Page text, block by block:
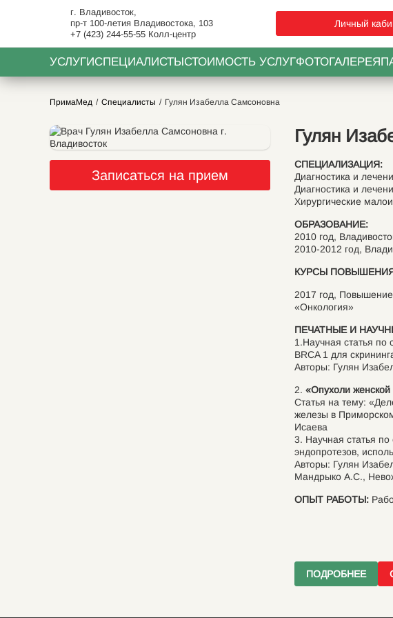
г. Владивосток,
пр-т 100-летия Владивостока, 103
+7 (423) 244-55-55 Колл-центр
Личный
УСЛУГИСПЕЦИАЛИСТЫСТОИМОСТЬ УСЛУГФОТОГАЛЕРЕЯ
ПримаМед Специалисты Гулян Изабелла Самсоновна
Записаться на прием
Гулян
СПЕЦИАЛИЗАЦИЯ:
Диагностика и
Диагностика и
Хирургические
ОБРАЗОВАНИЕ:
2010 год,
2010-2012 год,
КУРСЫ
2017 год, Повышение
«Онкология»
ПЕЧАТНЫЕ И
1.Научная статья по
BRCA 1 для
Авторы: Гулян
2. «Опухоли женской
Статья на тему:
железы в
Исаева
3. Научная статья
эндопротезов,
Авторы: Гулян
Мандрыко А.С.,
ОПЫТ РАБОТЫ:
ПОДРОБНЕЕ